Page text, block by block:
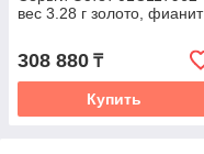
вес 3.28 г золото, фианит
308 880 ₸
Купить